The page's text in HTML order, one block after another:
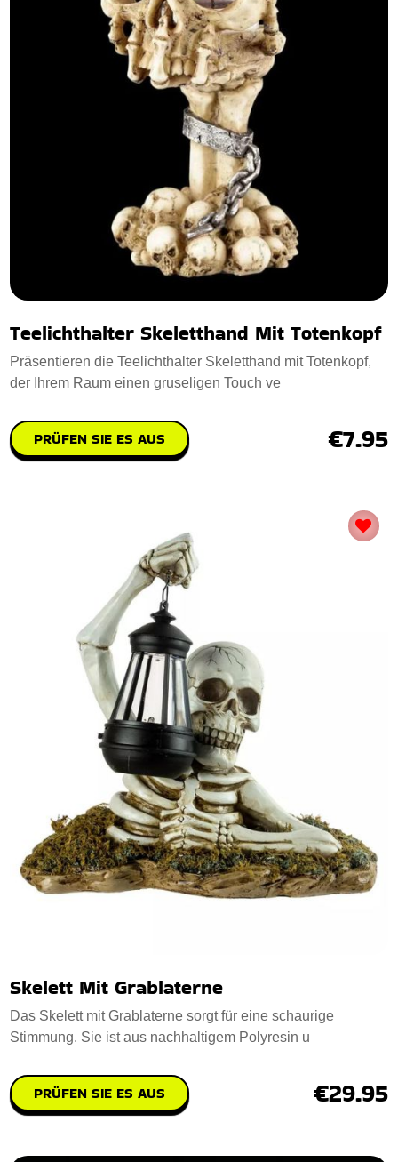
Teelichthalter Skeletthand Mit Totenkopf
Präsentieren die Teelichthalter Skeletthand mit Totenkopf,
der Ihrem Raum einen gruseligen Touch ve
PRÜFEN SIE ES AUS €7.95
Skelett Mit Grablaterne
Das Skelett mit Grablaterne sorgt für eine schaurige
Stimmung. Sie ist aus nachhaltigem Polyresin u
PRÜFEN SIE ES AUS €29.95